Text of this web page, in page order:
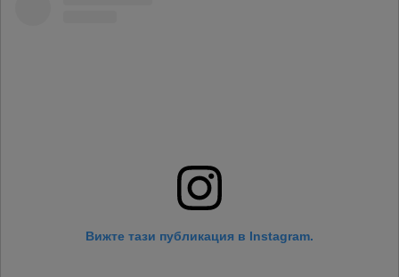
Вижте тази публикация в Instagram.